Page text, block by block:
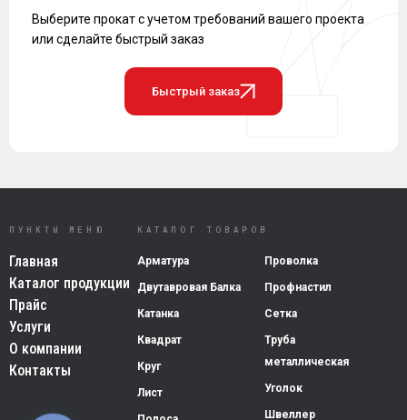
Выберите прокат с учетом требований вашего проекта
или сделайте быстрый заказ
Быстрый заказ
ПУНКТЫ МЕНЮ
Главная
Каталог продукции
Прайс
Услуги
О компании
Контакты
КАТАЛОГ ТОВАРОВ
Арматура
Двутавровая Балка
Катанка
Квадрат
Круг
Лист
Проволка
Профнастил
Сетка
Труба
металлическая
Уголок
Швеллер